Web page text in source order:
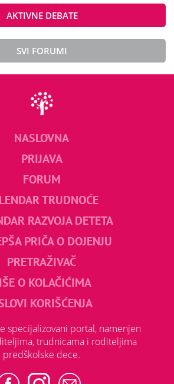
AKTIVNE DEBATE
SVI FORUMI
NASLOVNA
PRIJAVA
FORUM
TRUDNOĆE
RAZVOJA DETETA
PRIČA O DOJENJU
PRETRAŽIVAČ
O KOLAČIĆIMA
KORIŠĆENJA
specijalizovani portal, namenjen
trudnicama i roditeljima
predškolske dece.